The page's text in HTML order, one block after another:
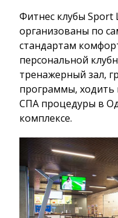
Фитнес клубы Sport
организованы по
стандартам
персональной
тренажерный зал,
программы, ходить
СПА процедуры в
комплексе.